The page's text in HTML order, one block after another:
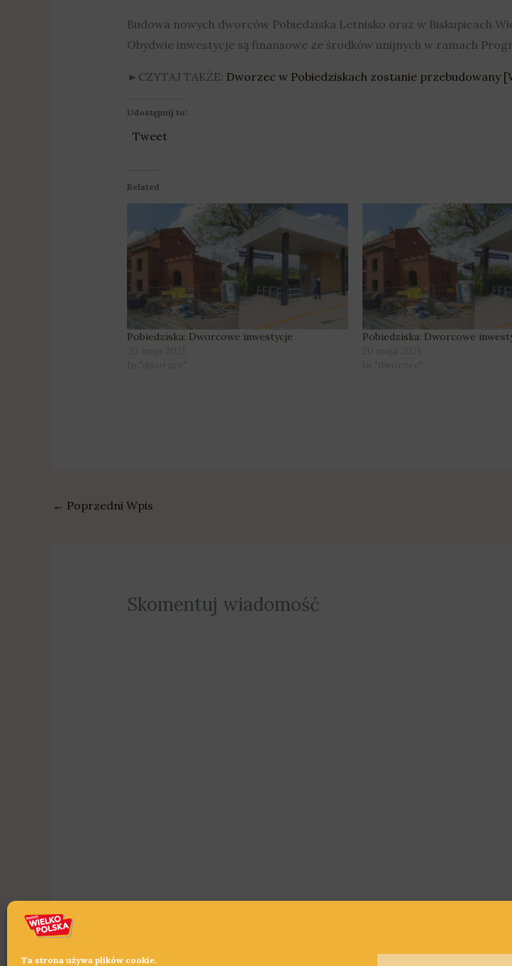
Ta strona używa plików cookie.
Budowa nowych dworców Pobiedziska Letnisko oraz w Biskupicach
Obydwie inwestycje są finansowe ze środków unijnych w ramach
►CZYTAJ TAKŻE: Dworzec w Pobiedziskach zostanie przebudowany
Udostępnij to:
Tweet
Related
Pobiedziska: Dworcowe inwestycje
Pobiedziska: Dworcowe
← Poprzedni Wpis
Skomentuj wiadomość